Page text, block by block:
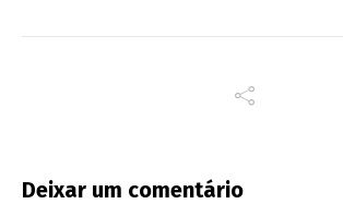
Deixar um comentário